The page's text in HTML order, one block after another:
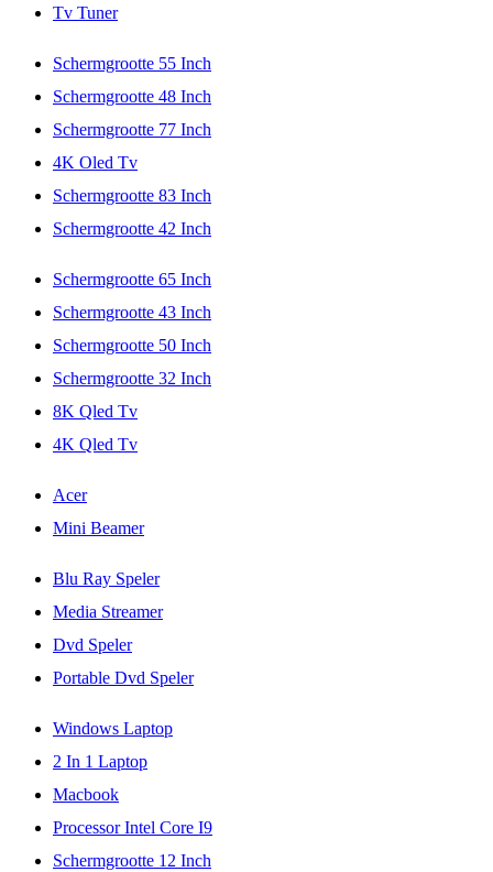
Tv Tuner
Schermgrootte 55 Inch
Schermgrootte 48 Inch
Schermgrootte 77 Inch
4K Oled Tv
Schermgrootte 83 Inch
Schermgrootte 42 Inch
Schermgrootte 65 Inch
Schermgrootte 43 Inch
Schermgrootte 50 Inch
Schermgrootte 32 Inch
8K Qled Tv
4K Qled Tv
Acer
Mini Beamer
Blu Ray Speler
Media Streamer
Dvd Speler
Portable Dvd Speler
Windows Laptop
2 In 1 Laptop
Macbook
Processor Intel Core I9
Schermgrootte 12 Inch